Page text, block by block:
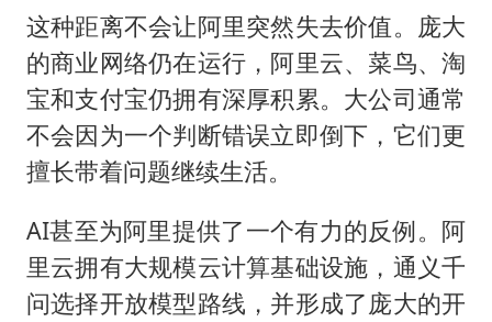
这种距离不会让阿里突然失去价值。庞大
的商业网络仍在运行，阿里云、菜鸟、淘
宝和支付宝仍拥有深厚积累。大公司通常
不会因为一个判断错误立即倒下，它们更
擅长带着问题继续生活。
AI甚至为阿里提供了一个有力的反例。阿
里云拥有大规模云计算基础设施，通义千
问选择开放模型路线，并形成了庞大的开